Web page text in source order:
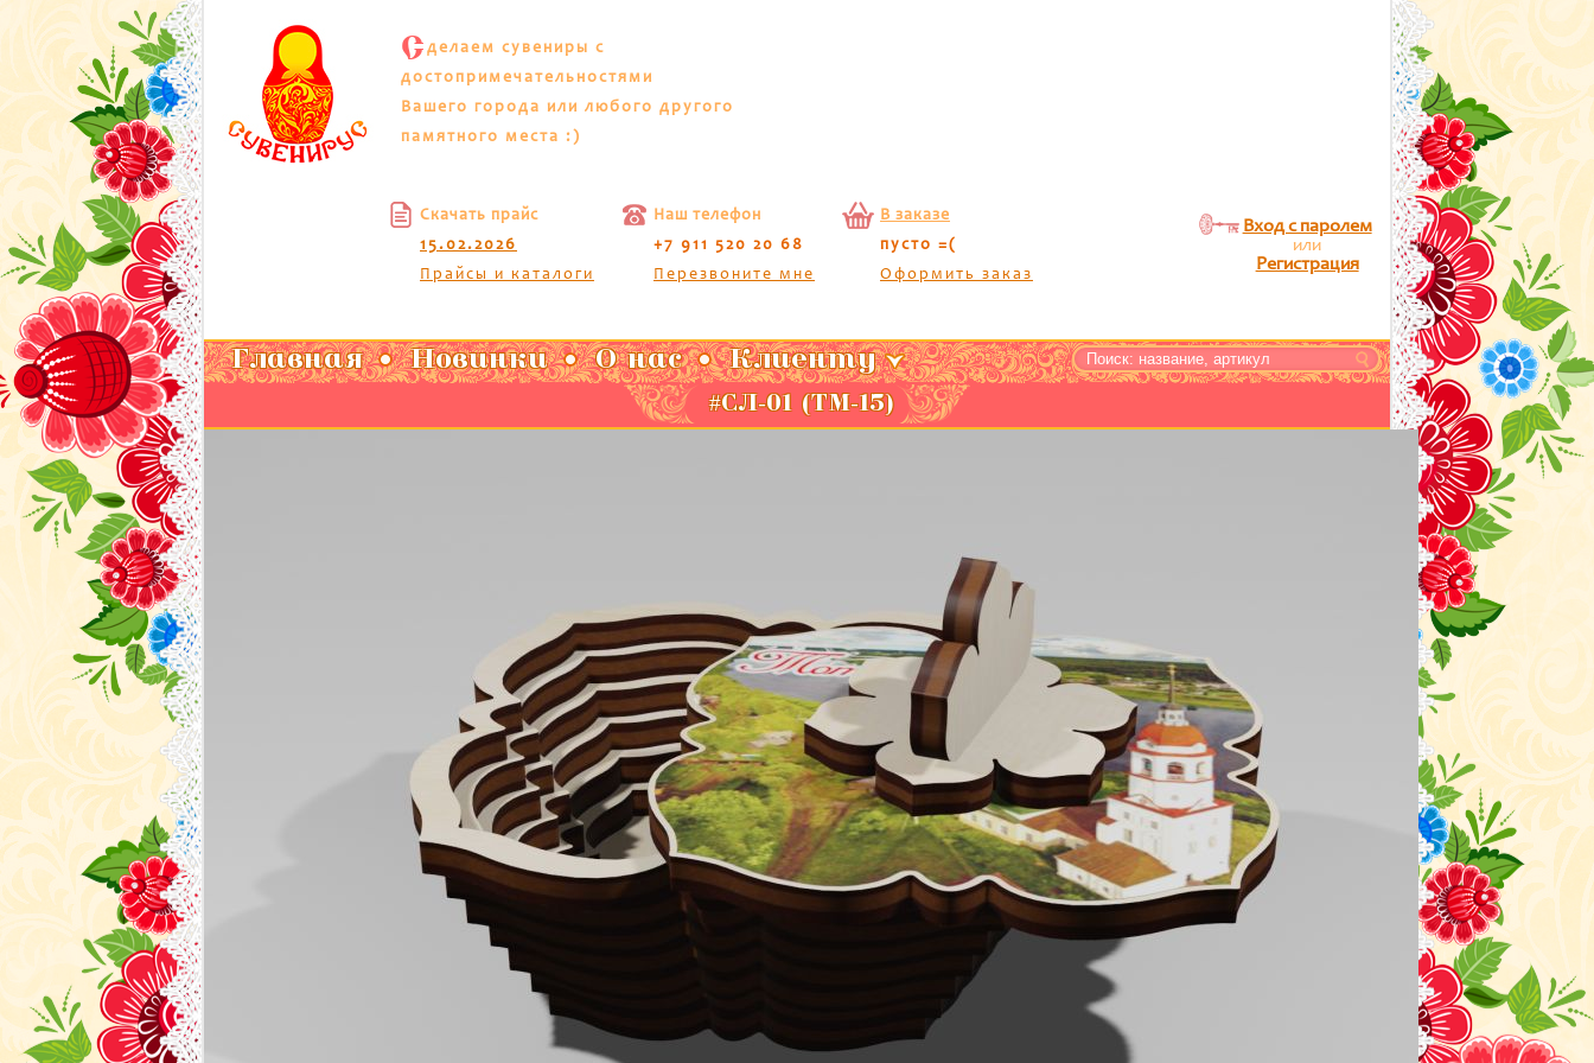
С делаем сувениры с
достопримечательностями
Вашего города или любого другого
памятного места :)
Скачать прайс
15.02.2026
Прайсы и каталоги
Наш телефон
+7 911 520 20 68
Перезвоните мне
В заказе
пусто =(
Оформить заказ
Вход с паролем
или
Регистрация
Главная Новинки О нас Клиенту
#СЛ-01 (ТМ-15)